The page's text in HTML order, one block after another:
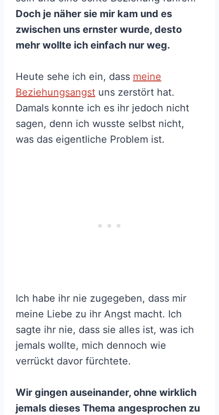
Doch je näher sie mir kam und es
zwischen uns ernster wurde, desto
mehr wollte ich einfach nur weg.
Heute sehe ich ein, dass meine
Beziehungsangst uns zerstört hat.
Damals konnte ich es ihr jedoch nicht
sagen, denn ich wusste selbst nicht,
was das eigentliche Problem ist.
Ich habe ihr nie zugegeben, dass mir
meine Liebe zu ihr Angst macht. Ich
sagte ihr nie, dass sie alles ist, was ich
jemals wollte, mich dennoch wie
verrückt davor fürchtete.
Wir gingen auseinander, ohne wirklich
jemals dieses Thema angesprochen zu